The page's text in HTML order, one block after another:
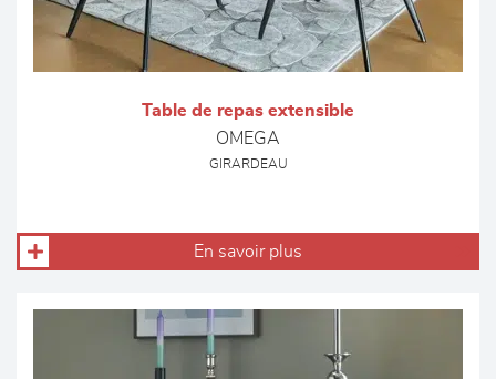
Table de repas extensible
OMEGA
GIRARDEAU
En savoir plus